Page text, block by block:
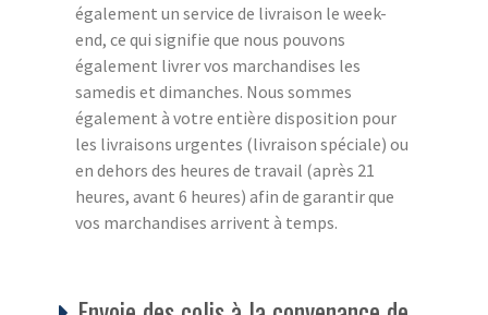
également un service de livraison le week-
end, ce qui signifie que nous pouvons
également livrer vos marchandises les
samedis et dimanches. Nous sommes
également à votre entière disposition pour
les livraisons urgentes (livraison spéciale) ou
en dehors des heures de travail (après 21
heures, avant 6 heures) afin de garantir que
vos marchandises arrivent à temps.